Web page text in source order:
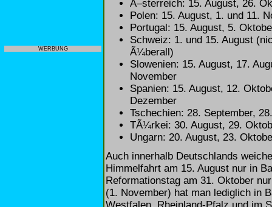
WERBUNG
Ã–sterreich: 15. August, 26.
Polen: 15. August, 1. und 11.
Portugal: 15. August, 5.
Schweiz: 1. und 15. August
Ã¼berall)
Slowenien: 15. August, 17.
November
Spanien: 15. August, 12.
Dezember
Tschechien: 28. September,
TÃ¼rkei: 30. August, 29.
Ungarn: 20. August, 23.
Auch innerhalb Deutschlands
Himmelfahrt am 15. August nur in
Reformationstag am 31. Oktober
(1. November) hat man lediglich in